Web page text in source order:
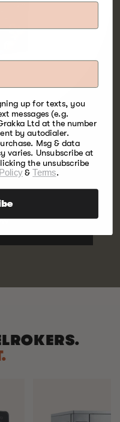
allemaal is
gevogelte,
up for texts, you
messages (e.g.
Ltd at the number
by autodialer.
Msg & data
varies. Unsubscribe at
the unsubscribe
&Terms.